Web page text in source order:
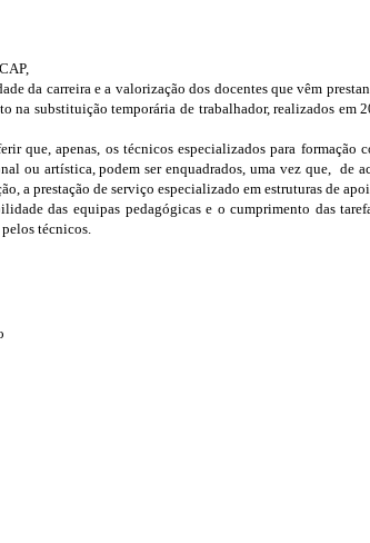
da carreira e a valorização dos docentes que vêm
na substituição temporária de trabalhador, realizados em
que, apenas, os técnicos especializados para
ou artística, podem ser enquadrados, uma vez que, de
a prestação de serviço especializado em estruturas de
das equipas pedagógicas e o cumprimento das
técnicos.